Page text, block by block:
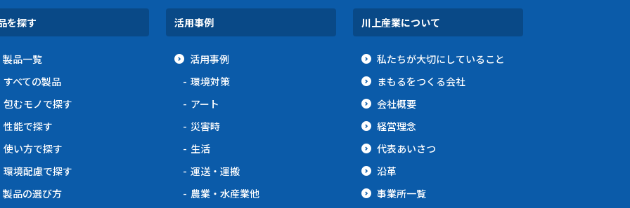
を探す
製品一覧
すべての製品
包むモノで探す
性能で探す
使い方で探す
環境配慮で探す
製品の選び方
活用事例
活用事例
環境対策
アート
災害時
生活
運送・運搬
農業・水産業他
川上産業について
私たちが大切にしていること
まもるをつくる会社
会社概要
経営理念
代表あいさつ
沿革
事業所一覧